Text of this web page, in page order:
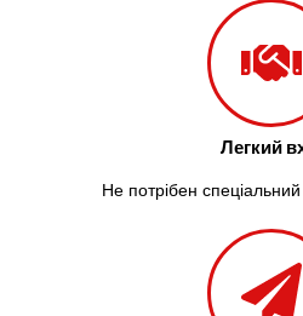
Легкий
Не потрібен